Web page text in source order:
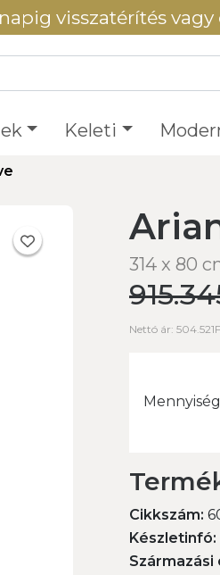
visszatérítés vagy
Keleti
314 x 80
Nettó ár:
Mennyiség
Cikkszám:
Készletinfó:
Származási